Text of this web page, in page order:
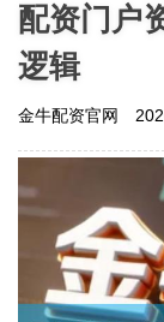
配资门户
逻辑
金牛配资官网